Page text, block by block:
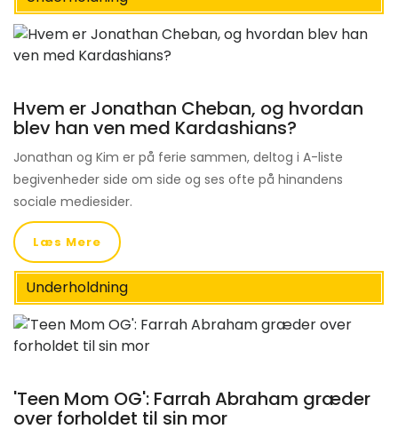
Hvem er Jonathan Cheban, og hvordan
blev han ven med Kardashians?
Jonathan og Kim er på ferie sammen, deltog i A-liste
begivenheder side om side og ses ofte på hinandens
sociale mediesider.
Læs Mere
Underholdning
'Teen Mom OG': Farrah Abraham græder
over forholdet til sin mor